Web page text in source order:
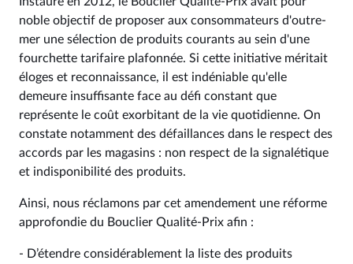
noble objectif de proposer aux consommateurs d'outre-
mer une sélection de produits courants au sein d'une
fourchette tarifaire plafonnée. Si cette initiative méritait
éloges et reconnaissance, il est indéniable qu'elle
demeure insuffisante face au défi constant que
représente le coût exorbitant de la vie quotidienne. On
constate notamment des défaillances dans le respect des
accords par les magasins : non respect de la signalétique
et indisponibilité des produits.
Ainsi, nous réclamons par cet amendement une réforme
approfondie du Bouclier Qualité-Prix afin :
- D’étendre considérablement la liste des produits